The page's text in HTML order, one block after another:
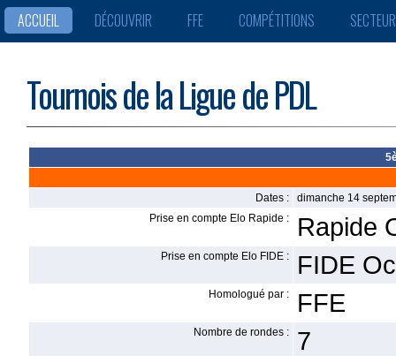
ACCUEIL DÉCOUVRIR FFE COMPÉTITIONS
Tournois de la Ligue de PDL
Dates :
dimanche 14
Prise en compte Elo Rapide :
Rapide
Prise en compte Elo FIDE : FIDE
Homologué par : FFE
Nombre de rondes : 7